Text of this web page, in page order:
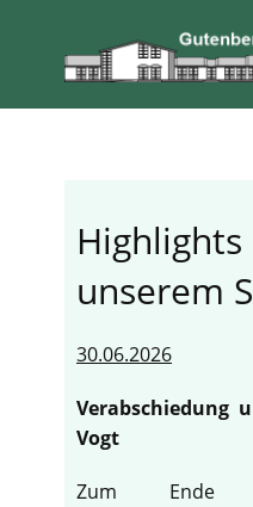
Highlights
unserem
30.06.2026
Verabschiedung
Vogt
Zum Ende